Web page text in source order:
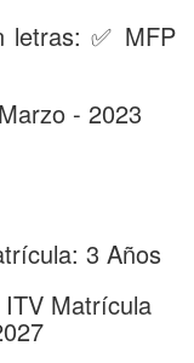
letras: ✅ MFP
- 2023
3 Años
Matrícula